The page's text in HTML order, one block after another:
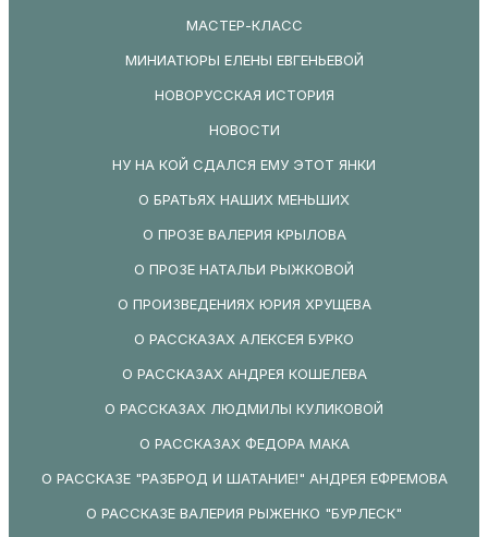
МАСТЕР-КЛАСС
МИНИАТЮРЫ ЕЛЕНЫ ЕВГЕНЬЕВОЙ
НОВОРУССКАЯ ИСТОРИЯ
НОВОСТИ
НУ НА КОЙ СДАЛСЯ ЕМУ ЭТОТ ЯНКИ
О БРАТЬЯХ НАШИХ МЕНЬШИХ
О ПРОЗЕ ВАЛЕРИЯ КРЫЛОВА
О ПРОЗЕ НАТАЛЬИ РЫЖКОВОЙ
О ПРОИЗВЕДЕНИЯХ ЮРИЯ ХРУЩЕВА
О РАССКАЗАХ АЛЕКСЕЯ БУРКО
О РАССКАЗАХ АНДРЕЯ КОШЕЛЕВА
О РАССКАЗАХ ЛЮДМИЛЫ КУЛИКОВОЙ
О РАССКАЗАХ ФЕДОРА МАКА
О РАССКАЗЕ "РАЗБРОД И ШАТАНИЕ!" АНДРЕЯ ЕФРЕМОВА
О РАССКАЗЕ ВАЛЕРИЯ РЫЖЕНКО "БУРЛЕСК"